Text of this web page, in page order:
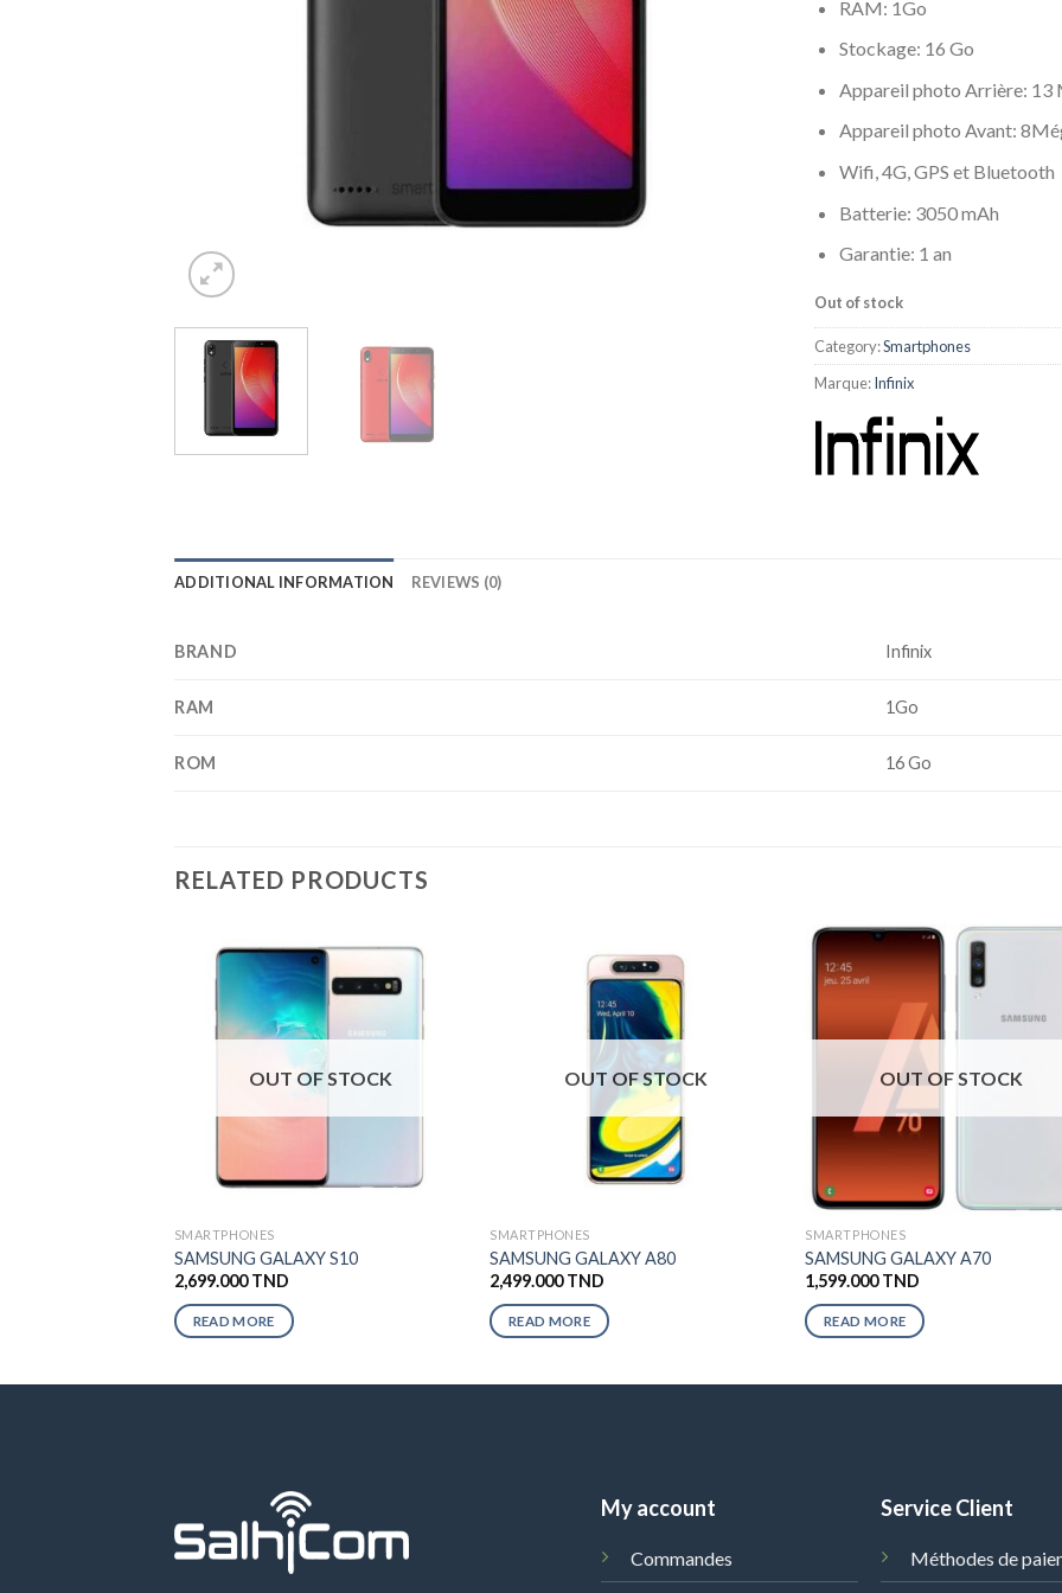
RAM: 1Go
Stockage: 16 Go
Appareil photo Arrière: 13
Appareil photo Avant:
Wifi, 4G, GPS et Bluetooth
Batterie: 3050 mAh
Garantie: 1 an
Out of stock
Category:Smartphones
Marque:Infinix
ADDITIONAL INFORMATION REVIEWS (0)
BRAND Infinix
RAM 1Go
ROM 16 Go
RELATED PRODUCTS
OUT OF STOCK
SMARTPHONES
SAMSUNG GALAXY S10
2,699.000TND
READ MORE
OUT OF STOCK
SMARTPHONES
SAMSUNG GALAXY A80
2,499.000TND
READ MORE
OUT OF STOCK
SMARTPHONES
SAMSUNG GALAXY A70
1,599.000TND
READ MORE
My account
Commandes
Service Client
Méthodes de